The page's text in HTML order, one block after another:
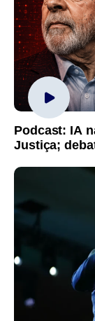
Podcast: IA
Justiça;